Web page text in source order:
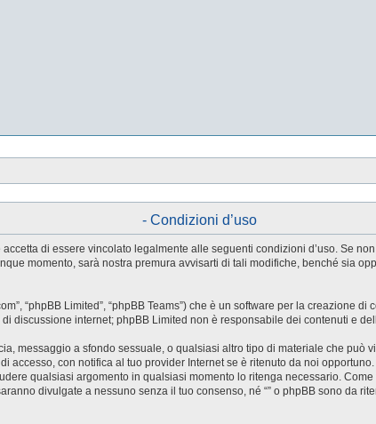
- Condizioni d’uso
accetta di essere vincolato legalmente alle seguenti condizioni d’uso. Se
momento, sarà nostra premura avvisarti di tali modifiche, benché sia
“phpBB Limited”, “phpBB Teams”) che è un software per la creazione di
discussione internet; phpBB Limited non è responsabile dei contenuti e
messaggio a sfondo sessuale, o qualsiasi altro tipo di materiale che può
accesso, con notifica al tuo provider Internet se è ritenuto da noi
qualsiasi argomento in qualsiasi momento lo ritenga necessario.
divulgate a nessuno senza il tuo consenso, né “” o phpBB sono da